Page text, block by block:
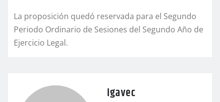
La proposición quedó reservada para el Segundo
Periodo Ordinario de Sesiones del Segundo Año de
Ejercicio Legal.
igavec